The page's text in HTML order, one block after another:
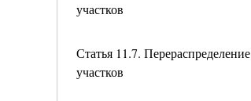
участков
Статья 11.7.
участков